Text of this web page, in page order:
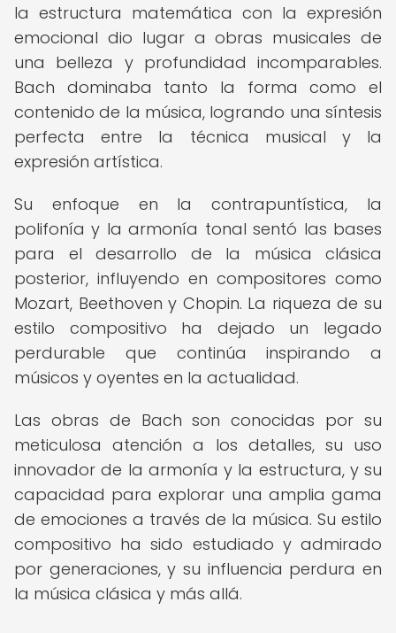
la estructura matemática con la expresión
emocional dio lugar a obras musicales de
una belleza y profundidad incomparables.
Bach dominaba tanto la forma como el
contenido de la música, logrando una síntesis
perfecta entre la técnica musical y la
expresión artística.
Su enfoque en la contrapuntística, la
polifonía y la armonía tonal sentó las bases
para el desarrollo de la música clásica
posterior, influyendo en compositores como
Mozart, Beethoven y Chopin. La riqueza de su
estilo compositivo ha dejado un legado
perdurable que continúa inspirando a
músicos y oyentes en la actualidad.
Las obras de Bach son conocidas por su
meticulosa atención a los detalles, su uso
innovador de la armonía y la estructura, y su
capacidad para explorar una amplia gama
de emociones a través de la música. Su estilo
compositivo ha sido estudiado y admirado
por generaciones, y su influencia perdura en
la música clásica y más allá.